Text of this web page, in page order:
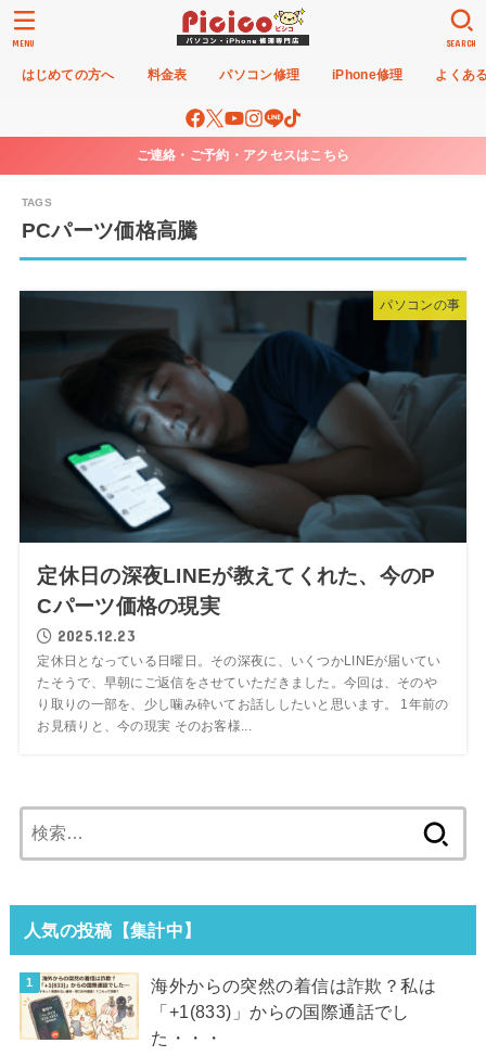
はじめての方へ 料金表 パソコン修理 iPhone修理 よくあ
SEARCH
MENU
ご連絡・ご予約・アクセスはこちら
PCパーツ価格高騰
パソコンの事
定休日の深夜LINEが教えてくれた、今のP
Cパーツ価格の現実
2025.12.23
定休日となっている日曜日。その深夜に、いくつかLINEが届いてい
たそうで、早朝にご返信をさせていただきました。今回は、そのや
り取りの一部を、少し噛み砕いてお話ししたいと思います。 1年前の
お見積りと、今の現実 そのお客様...
索:
人気の投稿【集計中】
海外からの突然の着信は詐欺？私は
「+1(833)」からの国際通話でし
た・・・